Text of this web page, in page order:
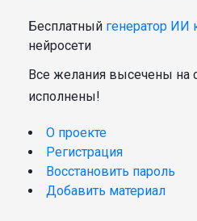
Бесплатный генератор ИИ
нейросети
Все желания высечены на
исполнены!
О проекте
Регистрация
Восстановить пароль
Добавить материал